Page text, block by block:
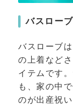
バスローブ
バスローブ
の上着など
イテムです
も、家の中
のが出産祝